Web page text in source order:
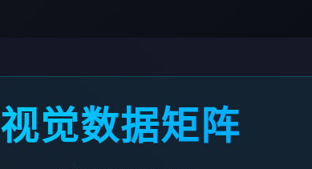
视觉数据矩阵